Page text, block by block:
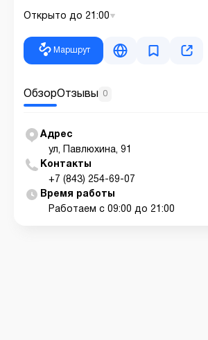
Открыто до 21:00
Маршрут
ОбзорОтзывы 0
Адрес
ул, Павлюхина, 91
Контакты
+7 (843) 254-69-07
Время работы
Работаем с 09:00 до 21:00